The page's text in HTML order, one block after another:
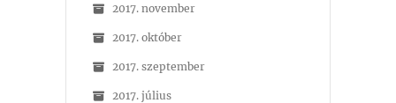
2017. november
2017. október
2017. szeptember
2017. július